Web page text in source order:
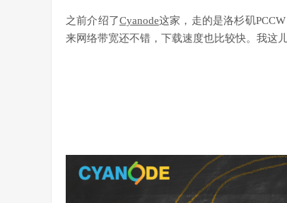
之前介绍了Cyanode这家，走的是洛杉矶
来网络带宽还不错，下载速度也比较快。我这